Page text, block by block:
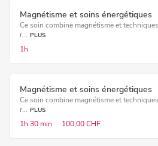
Magnétisme et soins énergétiques
Ce soin combine magnétisme et
r... PLUS
1h
Magnétisme et soins énergétiques
Ce soin combine magnétisme et
r... PLUS
1h 30 min 100,00 CHF